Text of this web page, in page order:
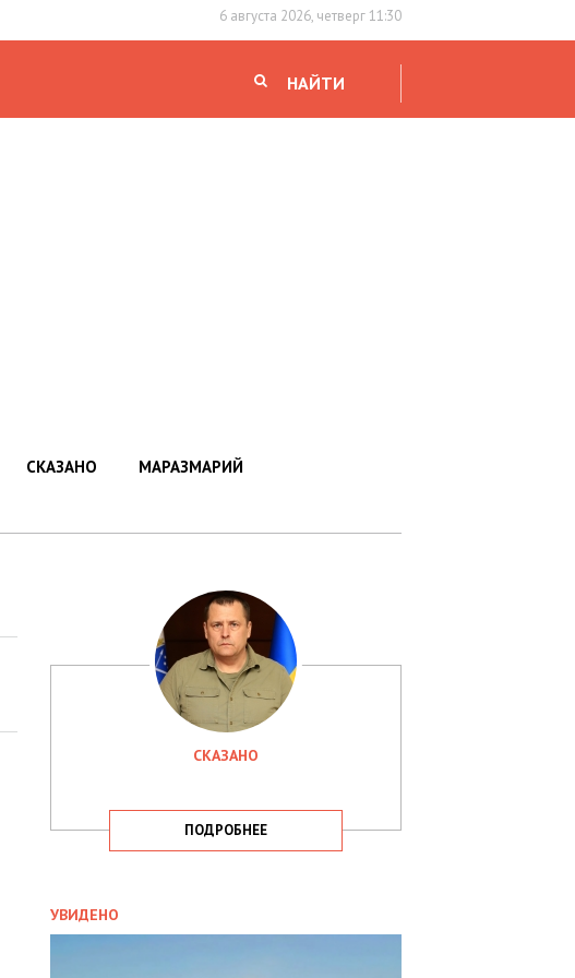
6 августа 2026, четверг 11:30
НАЙТИ
СКАЗАНО МАРАЗМАРИЙ
СКАЗАНО
ПОДРОБНЕЕ
УВИДЕНО
ЗАТРИМАЛА